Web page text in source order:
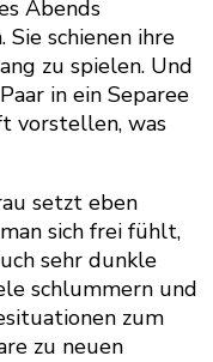
Abends
schienen ihre
zu spielen. Und
in ein Separee
vorstellen, was
setzt eben
sich frei fühlt,
sehr dunkle
schlummern und
zum
zu neuen